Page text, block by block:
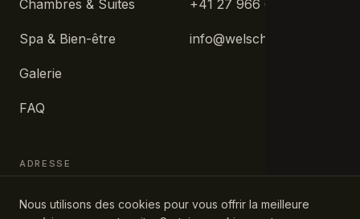
Chambres & Suites
Spa & Bien-être
Galerie
FAQ
+41 27 966 63 33
info@welschen.ch
ADRESSE
Wiestistrasse 44
Nous utilisons des cookies pour vous offrir la meilleure